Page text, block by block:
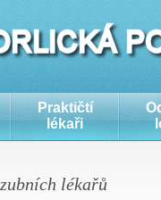
Praktičtí
lékaři
lékařů